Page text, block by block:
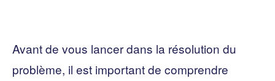
Avant de vous lancer dans la résolution du
problème, il est important de comprendre